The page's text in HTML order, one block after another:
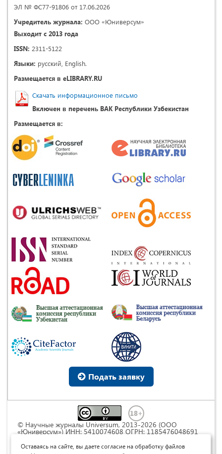
ЭЛ № ФС77-91806 от 17.06.2026
Учредитель журнала: ООО «Юниверсум»
Выходит с 2013 года
ISSN: 2311-5122
Языки: русский, English.
Размещается в eLIBRARY.RU
Скачать информационное письмо
Включен в перечень ВАК Республики Узбекистан
Размещается в:
Подать заявку
© Научные журналы Universum, 2013-2026 (ООО
«Юниверсум») ИНН: 5410074608 ОГРН: 1185476048691
Commons « Attribution» («Атрибуция») 4.0
Оставаясь на сайте, вы даете согласие на обработку файлов